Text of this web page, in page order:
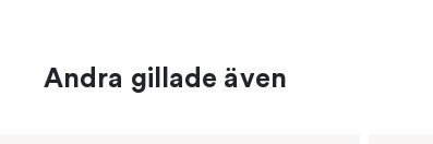
Andra gillade även